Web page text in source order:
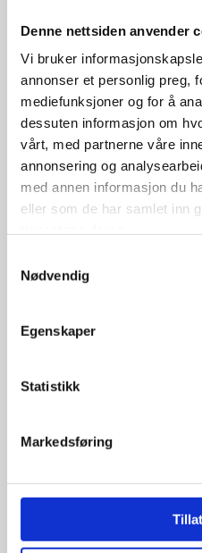
Denne nettsiden anvender
Vi bruker
annonser et personlig preg,
mediefunksjoner og for å
dessuten informasjon om
vårt, med partnerne våre
annonsering og
med annen informasjon du
eller som de har samlet inn
Nødvendig
Egenskaper
Statistikk
Markedsføring
Coker Classic